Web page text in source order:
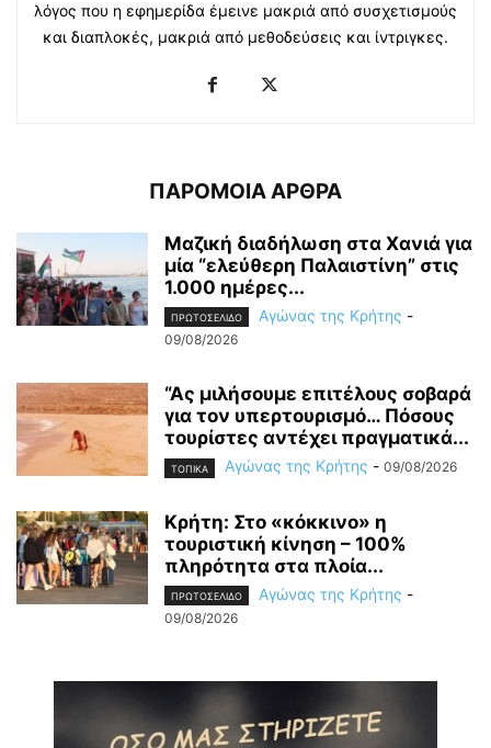
λόγος που η εφημερίδα έμεινε μακριά από συσχετισμούς
και διαπλοκές, μακριά από μεθοδεύσεις και ίντριγκες.
ΠΑΡΟΜΟΙΑ ΑΡΘΡΑ
Μαζική διαδήλωση στα Χανιά για
μία “ελεύθερη Παλαιστίνη” στις
1.000 ημέρες...
ΠΡΩΤΟΣΕΛΙΔΟ Αγώνας της Κρήτης -
09/08/2026
“Ας μιλήσουμε επιτέλους σοβαρά
για τον υπερτουρισμό… Πόσους
τουρίστες αντέχει πραγματικά...
ΤΟΠΙΚΑ Αγώνας της Κρήτης - 09/08/2026
Κρήτη: Στο «κόκκινο» η
τουριστική κίνηση – 100%
πληρότητα στα πλοία...
ΠΡΩΤΟΣΕΛΙΔΟ Αγώνας της Κρήτης -
09/08/2026